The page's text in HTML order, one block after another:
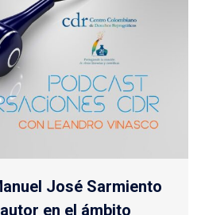
José Sarmiento
en el ámbito